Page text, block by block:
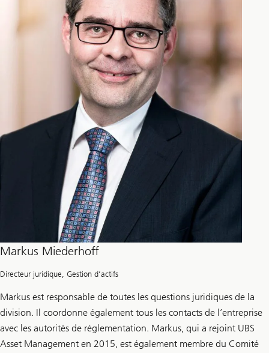
Markus Miederhoff
Directeur juridique, Gestion d’actifs
Markus est responsable de toutes les questions juridiques de la
division. Il coordonne également tous les contacts de l’entreprise
avec les autorités de réglementation. Markus, qui a rejoint UBS
Asset Management en 2015, est également membre du Comité